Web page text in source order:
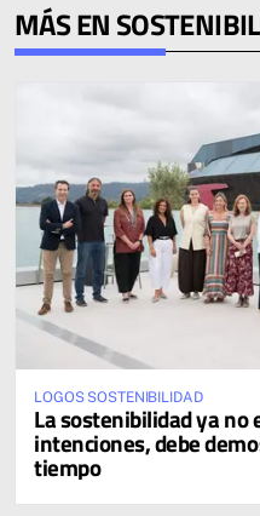
MÁS EN
LOGOS SOSTENIBILIDAD
La sostenibilidad ya no
intenciones, debe
tiempo